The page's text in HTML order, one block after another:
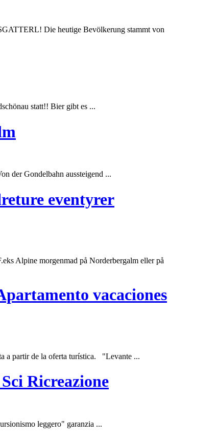
Die heutige Bevölkerung stammt von
statt!! Bier gibt es ...
der Gondelbahn aussteigend ...
eventyrer
Alpine morgenmad på Norderbergalm eller på
vacaciones
a partir de la oferta turística. "Levante ...
Ricreazione
leggero" garanzia ...